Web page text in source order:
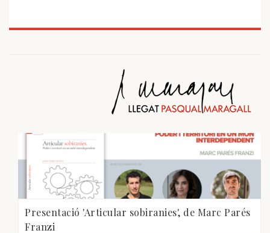
Presentació 'Articular sobiranies', de Marc Parés
Franzi